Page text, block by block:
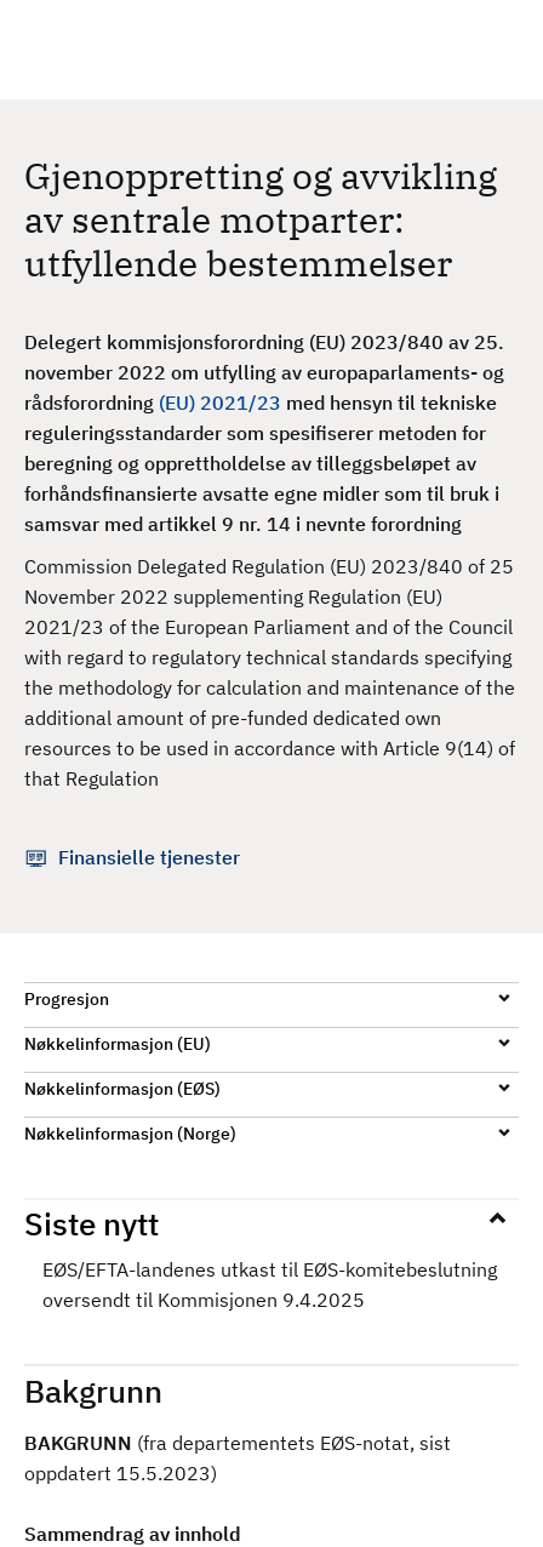
Gjenoppretting og avvikling
av sentrale motparter:
utfyllende bestemmelser
Delegert kommisjonsforordning (EU) 2023/840 av 25.
november 2022 om utfylling av europaparlaments- og
rådsforordning (EU) 2021/23 med hensyn til tekniske
reguleringsstandarder som spesifiserer metoden for
beregning og opprettholdelse av tilleggsbeløpet av
forhåndsfinansierte avsatte egne midler som til bruk i
samsvar med artikkel 9 nr. 14 i nevnte forordning
Commission Delegated Regulation (EU) 2023/840 of 25
November 2022 supplementing Regulation (EU)
2021/23 of the European Parliament and of the Council
with regard to regulatory technical standards specifying
the methodology for calculation and maintenance of the
additional amount of pre-funded dedicated own
resources to be used in accordance with Article 9(14) of
that Regulation
Finansielle tjenester
Progresjon
Nøkkelinformasjon (EU)
Nøkkelinformasjon (EØS)
Nøkkelinformasjon (Norge)
Siste nytt
EØS/EFTA-landenes utkast til EØS-komitebeslutning
oversendt til Kommisjonen 9.4.2025
Bakgrunn
BAKGRUNN (fra departementets EØS-notat, sist
oppdatert 15.5.2023)
Sammendrag av innhold